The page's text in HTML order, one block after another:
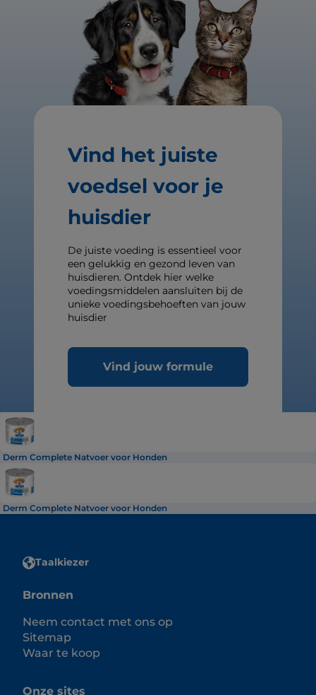
Vind het juiste
voedsel voor je
huisdier
De juiste voeding is essentieel voor
een gelukkig en gezond leven van
huisdieren. Ontdek hier welke
voedingsmiddelen aansluiten bij de
unieke voedingsbehoeften van jouw
huisdier
Vind jouw formule
Derm Complete Natvoer voor Honden
Derm Complete Natvoer voor Honden
Taalkiezer
Bronnen
Neem contact met ons op
Sitemap
Waar te koop
Onze sites